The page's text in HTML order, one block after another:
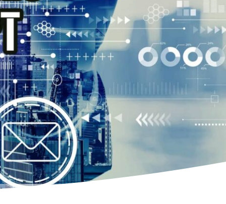
de ciberseguridad es la adecuada para ti? Compara OSCP y eCPPT y toma la mejor decisión.